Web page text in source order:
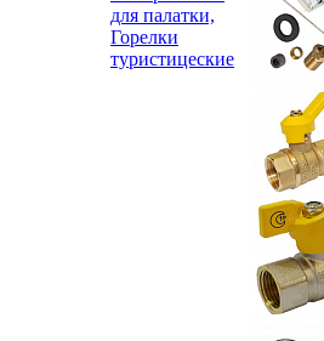
для палатки,
Горелки
туристицеские